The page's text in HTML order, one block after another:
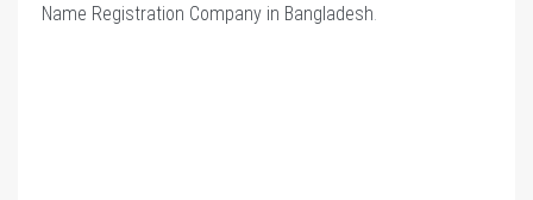
Name Registration Company in Bangladesh